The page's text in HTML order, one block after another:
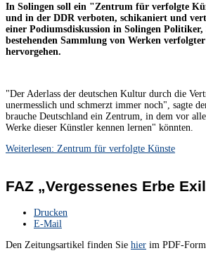
In Solingen soll ein "Zentrum für verfolgte
und in der DDR verboten, schikaniert und
einer Podiumsdiskussion in Solingen
bestehenden Sammlung von Werken
hervorgehen.
"Der Aderlass der deutschen Kultur durch die
unermesslich und schmerzt immer noch", sagte
brauche Deutschland ein Zentrum, in dem vor
Werke dieser Künstler kennen lernen" könnten.
Weiterlesen: Zentrum für verfolgte Künste
FAZ „Vergessenes Erbe
Drucken
E-Mail
Den Zeitungsartikel finden Sie hier im PDF-